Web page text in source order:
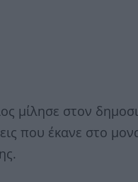
μίλησε στον
που έκανε στο